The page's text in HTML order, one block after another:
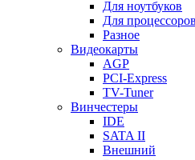
Для ноутбуков
Для процессоров
Разное
Видеокарты
AGP
PCI-Express
TV-Tuner
Винчестеры
IDE
SATA II
Внешний